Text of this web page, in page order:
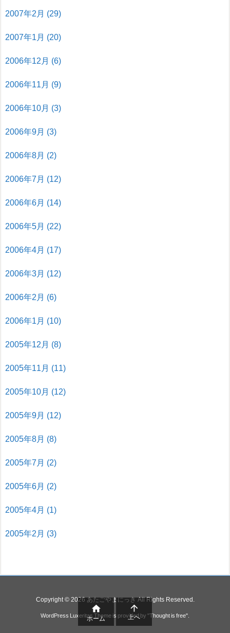
2007年2月 (29)
2007年1月 (20)
2006年12月 (6)
2006年11月 (9)
2006年10月 (3)
2006年9月 (3)
2006年8月 (2)
2006年7月 (12)
2006年6月 (14)
2006年5月 (22)
2006年4月 (17)
2006年3月 (12)
2006年2月 (6)
2006年1月 (10)
2005年12月 (8)
2005年11月 (11)
2005年10月 (12)
2005年9月 (12)
2005年8月 (8)
2005年7月 (2)
2005年6月 (2)
2005年4月 (1)
2005年2月 (3)
Copyright © 2026 あたごやまにっきAll Rights Reserved.
WordPress Luxeritas Theme is provided by "Thought is free".

ホーム

上へ